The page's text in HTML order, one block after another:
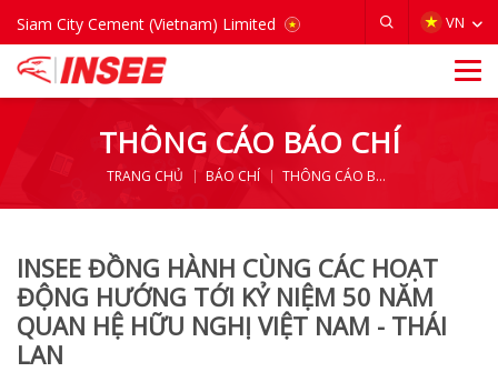
Siam City Cement (Vietnam) Limited VN
THÔNG CÁO BÁO CHÍ
TRANG CHỦ BÁO CHÍ THÔNG CÁO BÁO CHÍ
INSEE ĐỒNG HÀNH CÙNG CÁC HOẠT
ĐỘNG HƯỚNG TỚI KỶ NIỆM 50 NĂM
QUAN HỆ HỮU NGHỊ VIỆT NAM - THÁI
LAN